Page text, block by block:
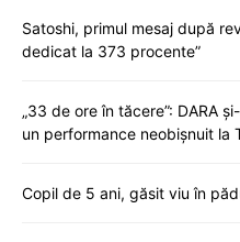
Satoshi, primul mesaj după
dedicat la 373 procente”
„33 de ore în tăcere”: DARA
un performance neobișnuit la
Copil de 5 ani, găsit viu în